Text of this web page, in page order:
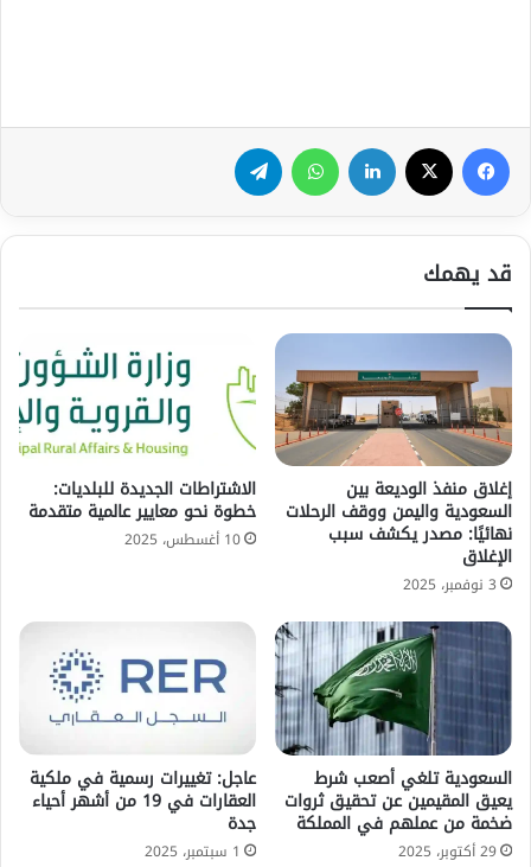
فيسبوك لينكدإن واتساب
قد يهمك
إغلاق منفذ الوديعة بين
السعودية واليمن ووقف الرحلات
نهائيًا: مصدر يكشف سبب
الإغلاق
3 نوفمبر، 2025
الاشتراطات الجديدة للبلديات:
خطوة نحو معايير عالمية متقدمة
10 أغسطس، 2025
السعودية تلغي أصعب شرط
يعيق المقيمين عن تحقيق ثروات
ضخمة من عملهم في المملكة
29 أكتوبر، 2025
عاجل: تغييرات رسمية في ملكية
العقارات في 19 من أشهر أحياء
جدة
1 سبتمبر، 2025